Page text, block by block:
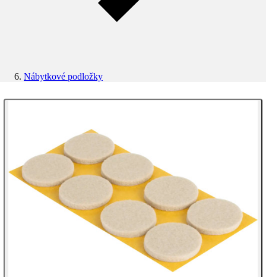
Nábytkové podložky